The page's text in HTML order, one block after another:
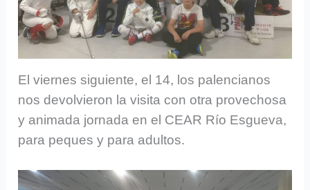
El viernes siguiente, el 14, los palencianos
nos devolvieron la visita con otra provechosa
y animada jornada en el CEAR Río Esgueva,
para peques y para adultos.